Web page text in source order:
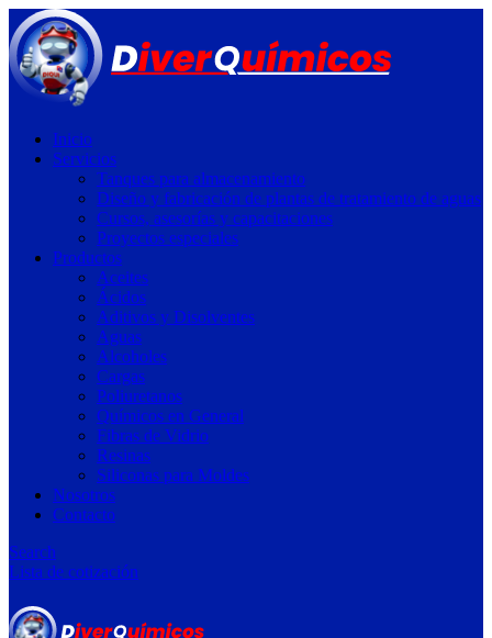
Inicio
Servicios
Tanques para almacenamiento
Diseño y fabricación de plantas de tratamiento de aguas
Cursos, asesorías y capacitaciones
Proyectos especiales
Productos
Aceites
Ácidos
Aditivos y Disolventes
Aguas
Alcoholes
Cargas
Poliuretanos
Químicos en General
Fibras de Vidrio
Resinas
Siliconas para Moldes
Nosotros
Contacto
Search
Lista de cotización